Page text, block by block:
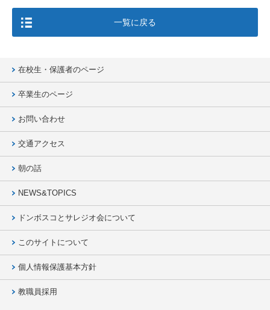
一覧に戻る
在校生・保護者のページ
卒業生のページ
お問い合わせ
交通アクセス
朝の話
NEWS&TOPICS
ドンボスコとサレジオ会について
このサイトについて
個人情報保護基本方針
教職員採用